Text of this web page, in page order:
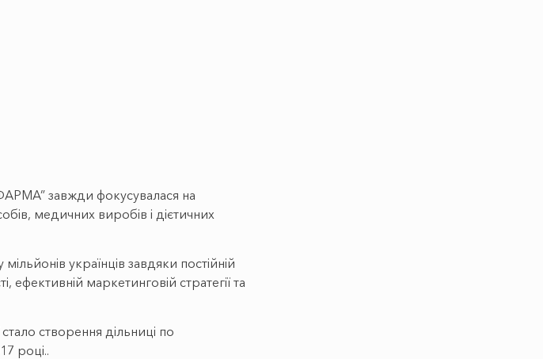
завжди фокусувалася на
медичних виробів і дієтичних
українців завдяки постійній
ефективній маркетинговій стратегії та
створення дільниці по
році..